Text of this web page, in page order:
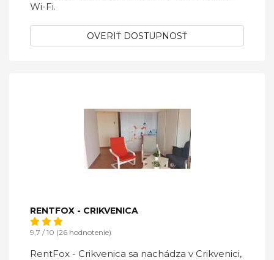
Wi-Fi.
OVERIŤ DOSTUPNOSŤ
RENTFOX - CRIKVENICA
9,7 / 10 (26 hodnotenie)
RentFox - Crikvenica sa nachádza v Crikvenici,